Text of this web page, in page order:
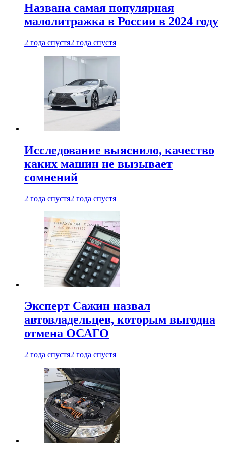
Названа самая популярная
малолитражка в России в 2024 году
2 года спустя2 года спустя
Исследование выяснило, качество
каких машин не вызывает
сомнений
2 года спустя2 года спустя
Эксперт Сажин назвал
автовладельцев, которым выгодна
отмена ОСАГО
2 года спустя2 года спустя